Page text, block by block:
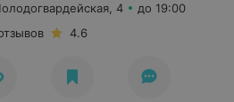
4
до 19:00
4.6